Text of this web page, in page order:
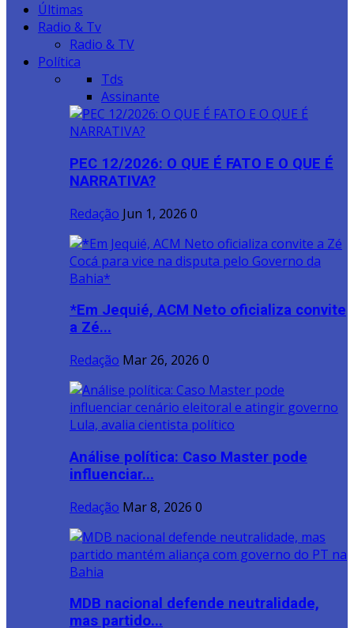
Últimas
Radio & Tv
Radio & TV
Política
Tds
Assinante
PEC 12/2026: O QUE É FATO E O QUE É
NARRATIVA?
Redação Jun 1, 2026 0
*Em Jequié, ACM Neto oficializa convite
a Zé...
Redação Mar 26, 2026 0
Análise política: Caso Master pode
influenciar...
Redação Mar 8, 2026 0
MDB nacional defende neutralidade,
mas partido...